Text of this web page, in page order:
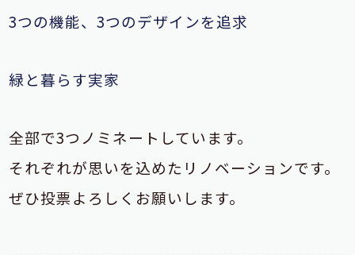
3つの機能、3つのデザインを追求
緑と暮らす実家
全部で3つノミネートしています。
それぞれが思いを込めたリノベーションです。
ぜひ投票よろしくお願いします。